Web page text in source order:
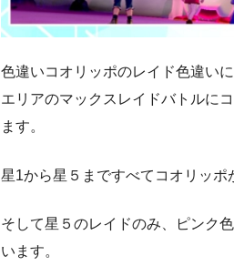
色違いコオリッポのレイド色違い
エリアのマックスレイドバトルに
ます。
星1から星５まですべてコオリッポ
そして星５のレイドのみ、ピンク
います。